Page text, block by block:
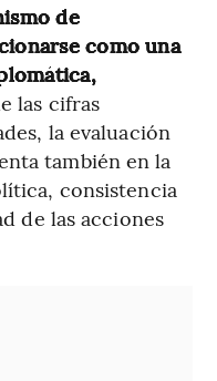
de
como una
las cifras
la evaluación
también en la
consistencia
de las acciones